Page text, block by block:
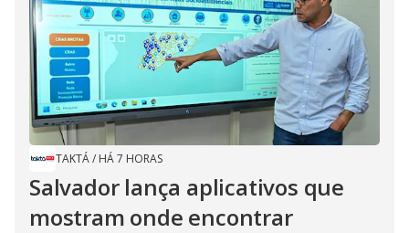
TAKTÁ/ HÁ 7 HORAS
Salvador lança aplicativos que
mostram onde encontrar